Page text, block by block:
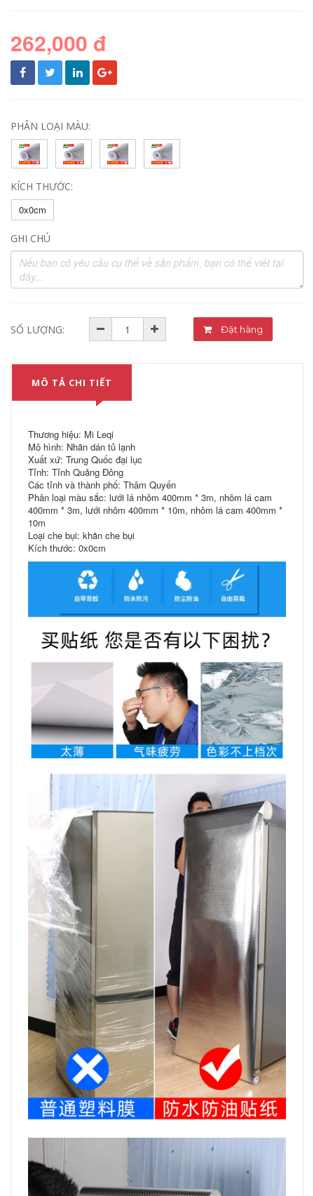
262,000 đ
PHÂN LOẠI MÀU:
KÍCH THƯỚC:
0x0cm
GHI CHÚ
SỐ LƯỢNG: Đặt hàng
MÔ TẢ CHI TIẾT
Thương hiệu: Mi Leqi
Mô hình: Nhãn dán tủ lạnh
Xuất xứ: Trung Quốc đại lục
Tỉnh: Tỉnh Quảng Đông
Các tỉnh và thành phố: Thâm Quyến
Phân loại màu sắc: lưới lá nhôm 400mm * 3m, nhôm lá cam
400mm * 3m, lưới nhôm 400mm * 10m, nhôm lá cam 400mm *
10m
Loại che bụi: khăn che bụi
Kích thước: 0x0cm